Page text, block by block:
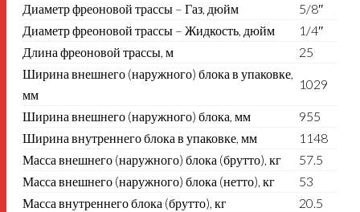
Диаметр фреоновой трассы – Газ, дюйм
5/8″
Диаметр фреоновой трассы – Жидкость, дюйм
1/4″
Длина фреоновой трассы, м
25
Ширина внешнего (наружного) блока в упаковке,
мм
1029
Ширина внешнего (наружного) блока, мм
955
Ширина внутреннего блока в упаковке, мм
1148
Масса внешнего (наружного) блока (брутто), кг
57.5
Масса внешнего (наружного) блока (нетто), кг
53
Масса внутреннего блока (брутто), кг
20.5